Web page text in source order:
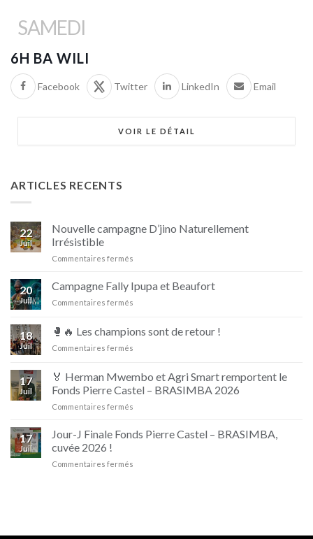
SAMEDI
6H BA WILI
Facebook Twitter LinkedIn Email
VOIR LE DÉTAIL
ARTICLES RECENTS
22
Juil
Nouvelle campagne D’jino Naturellement
Irrésistible
Commentaires fermés
campagne
D’jino
20
Juil
Campagne Fally Ipupa et Beaufort
Commentaires fermés
Ipupa
18
Juil
🥊🔥 Les champions sont de retour !
Commentaires fermés
Les
champions
retour
17
Juil
🏅 Herman Mwembo et Agri Smart remportent le
Fonds Pierre Castel – BRASIMBA 2026
Commentaires fermés
Herman
Mwembo
Castel
17
Juil
Jour-J Finale Fonds Pierre Castel – BRASIMBA,
cuvée 2026 !
Commentaires fermés
Castel